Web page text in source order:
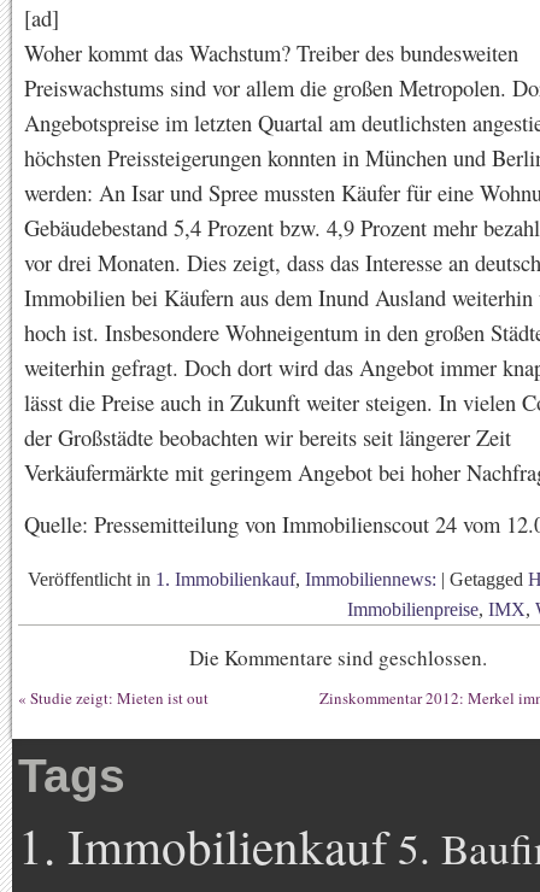
[ad]
Woher kommt das Wachstum? Treiber des bundesweiten
Preiswachstums sind vor allem die großen Metropolen.
Angebotspreise im letzten Quartal am deutlichsten
höchsten Preissteigerungen konnten in München und
werden: An Isar und Spree mussten Käufer für eine
Gebäudebestand 5,4 Prozent bzw. 4,9 Prozent mehr
vor drei Monaten. Dies zeigt, dass das Interesse an
Immobilien bei Käufern aus dem Inund Ausland weiterhin
hoch ist. Insbesondere Wohneigentum in den großen
weiterhin gefragt. Doch dort wird das Angebot immer
lässt die Preise auch in Zukunft weiter steigen. In vielen
der Großstädte beobachten wir bereits seit längerer Zeit
Verkäufermärkte mit geringem Angebot bei hoher
Quelle: Pressemitteilung von Immobilienscout 24 vom
Veröffentlicht in 1. Immobilienkauf, Immobiliennews: | Getagged
Immobilienpreise, IMX,
Die Kommentare sind geschlossen.
« Studie zeigt: Mieten ist out Zinskommentar 2012: Merkel
Tags
1. Immobilienkauf5.